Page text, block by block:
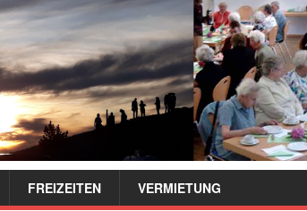
FREIZEITEN VERMIETUNG